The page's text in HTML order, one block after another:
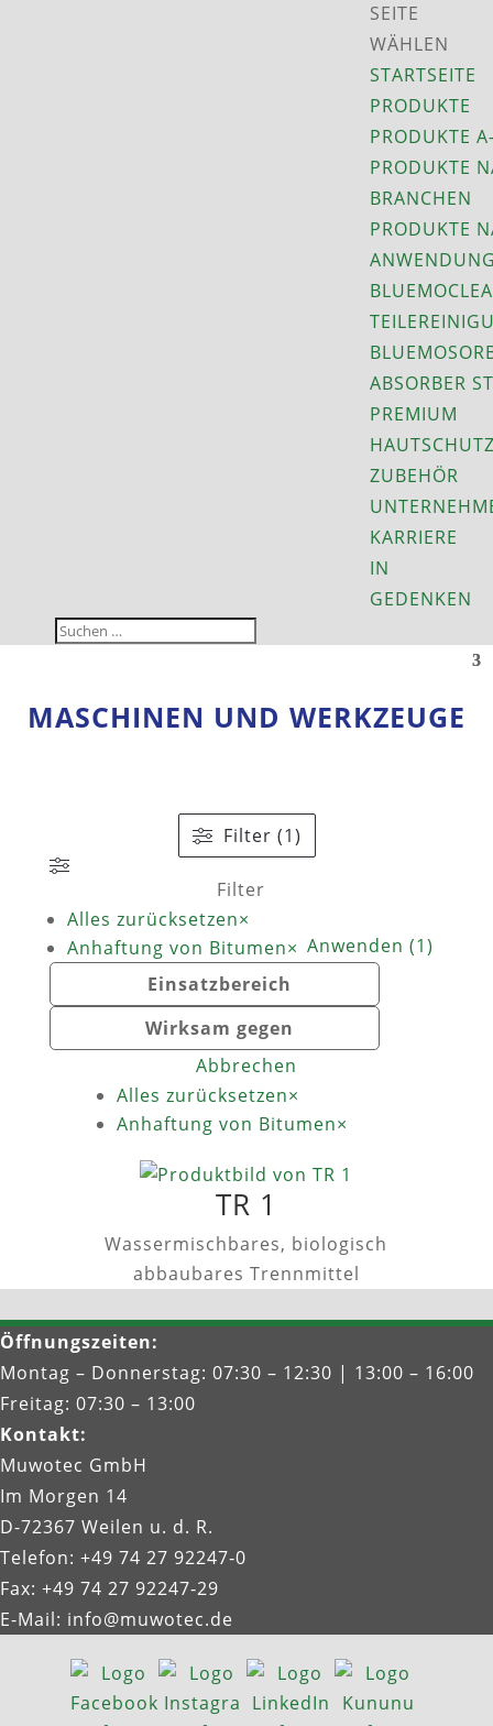
SEITE
WÄHLEN
STARTSEITE
PRODUKTE
PRODUKTE
PRODUKTE
BRANCHEN
PRODUKTE
ABSORBER
PREMIUM
ZUBEHÖR
KARRIERE
IN
GEDENKEN
MASCHINEN UND WERKZEUGE
Filter (1)
Filter
Alles zurücksetzen×
Anhaftung von Bitumen×
Einsatzbereich
Wirksam gegen
Anwenden(1)
Abbrechen
Alles zurücksetzen×
Anhaftung von Bitumen×
TR 1
Wassermischbares, biologisch
abbaubares Trennmittel
Öffnungszeiten:
Montag – Donnerstag: 07:30 – 12:30 | 13:00 – 16:00
Freitag: 07:30 – 13:00
Kontakt:
Muwotec GmbH
Im Morgen 14
D-72367 Weilen u. d. R.
Telefon: +49 74 27 92247‑0
Fax: +49 74 27 92247‑29
E-Mail: info@muwotec.de